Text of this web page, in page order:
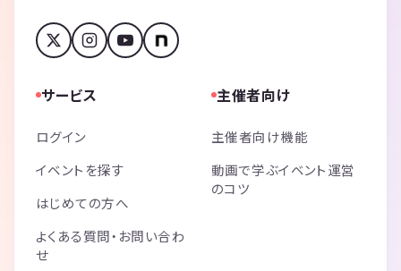
サービス
ログイン
イベントを探す
はじめての方へ
よくある質問・お問い合わ
せ
主催者向け
主催者向け機能
動画で学ぶイベント運営
のコツ